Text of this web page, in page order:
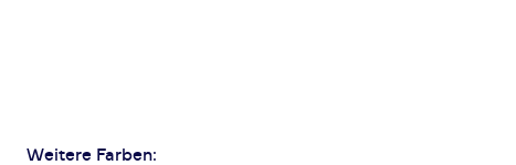
Weitere Farben: